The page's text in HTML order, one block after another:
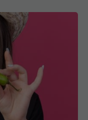
Chef Florin